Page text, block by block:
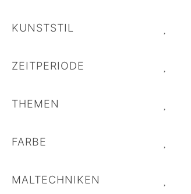
KUNSTSTIL
ZEITPERIODE
THEMEN
FARBE
MALTECHNIKEN